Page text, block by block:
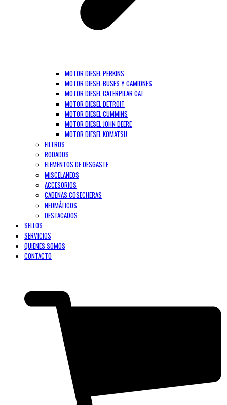
MOTOR DIESEL PERKINS
MOTOR DIESEL BUSES Y CAMIONES
MOTOR DIESEL CATERPILAR CAT
MOTOR DIESEL DETROIT
MOTOR DIESEL CUMMINS
MOTOR DIESEL JOHN DEERE
MOTOR DIESEL KOMATSU
FILTROS
RODADOS
ELEMENTOS DE DESGASTE
MISCELANEOS
ACCESORIOS
CADENAS COSECHERAS
NEUMÁTICOS
DESTACADOS
SELLOS
SERVICIOS
QUIENES SOMOS
CONTACTO